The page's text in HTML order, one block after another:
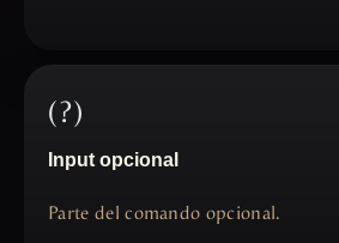
(?)
Input opcional
Parte del comando opcional.